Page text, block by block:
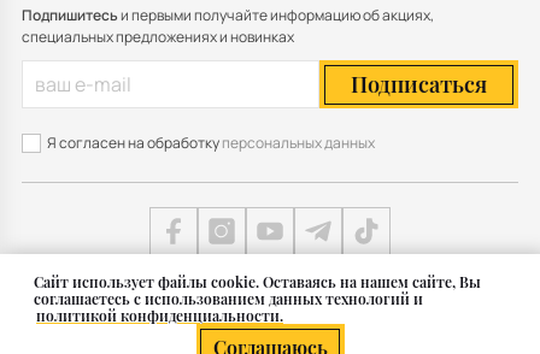
Cайт использует файлы cookie. Оставаясь на нашем сайте, Вы
соглашаетесь с использованием данных технологий и
политикой конфиденциальности.
Соглашаюсь
Подпишитесьи первыми получайте информацию об акциях,
специальных предложениях и новинках
Подписаться
Я согласен на обработкуперсональных данных
© 2011 — 2026 Группа СКВИРЕЛ в Беларуси
Карта сайта